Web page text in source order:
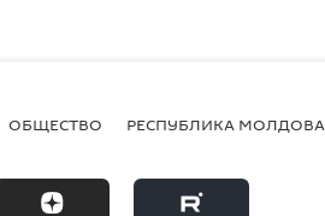
ОБЩЕСТВО РЕСПУБЛИКА МОЛДОВА